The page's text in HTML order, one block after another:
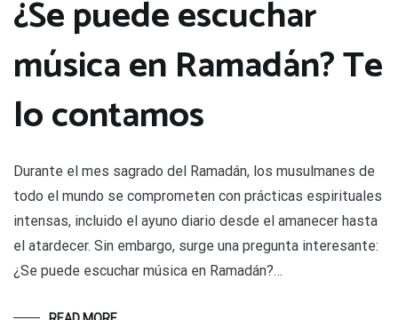
¿Se puede escuchar
música en Ramadán? Te
lo contamos
Durante el mes sagrado del Ramadán, los musulmanes de
todo el mundo se comprometen con prácticas espirituales
intensas, incluido el ayuno diario desde el amanecer hasta
el atardecer. Sin embargo, surge una pregunta interesante:
¿Se puede escuchar música en Ramadán?…